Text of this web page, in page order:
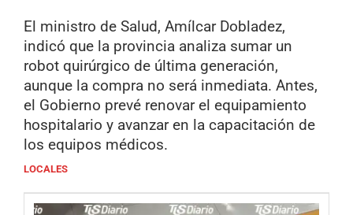
El ministro de Salud, Amílcar Dobladez,
indicó que la provincia analiza sumar un
robot quirúrgico de última generación,
aunque la compra no será inmediata. Antes,
el Gobierno prevé renovar el equipamiento
hospitalario y avanzar en la capacitación de
los equipos médicos.
LOCALES